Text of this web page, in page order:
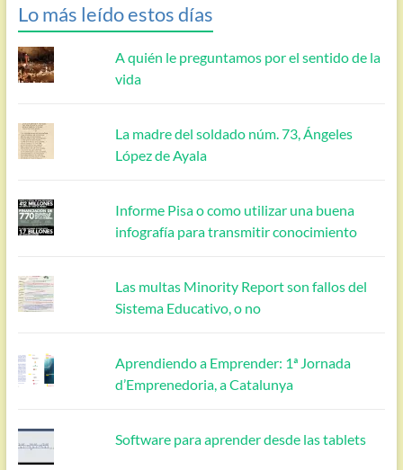
Lo más leído estos días
A quién le preguntamos por el sentido de la
vida
La madre del soldado núm. 73, Ángeles
López de Ayala
Informe Pisa o como utilizar una buena
infografía para transmitir conocimiento
Las multas Minority Report son fallos del
Sistema Educativo, o no
Aprendiendo a Emprender: 1ª Jornada
d’Emprenedoria, a Catalunya
Software para aprender desde las tablets